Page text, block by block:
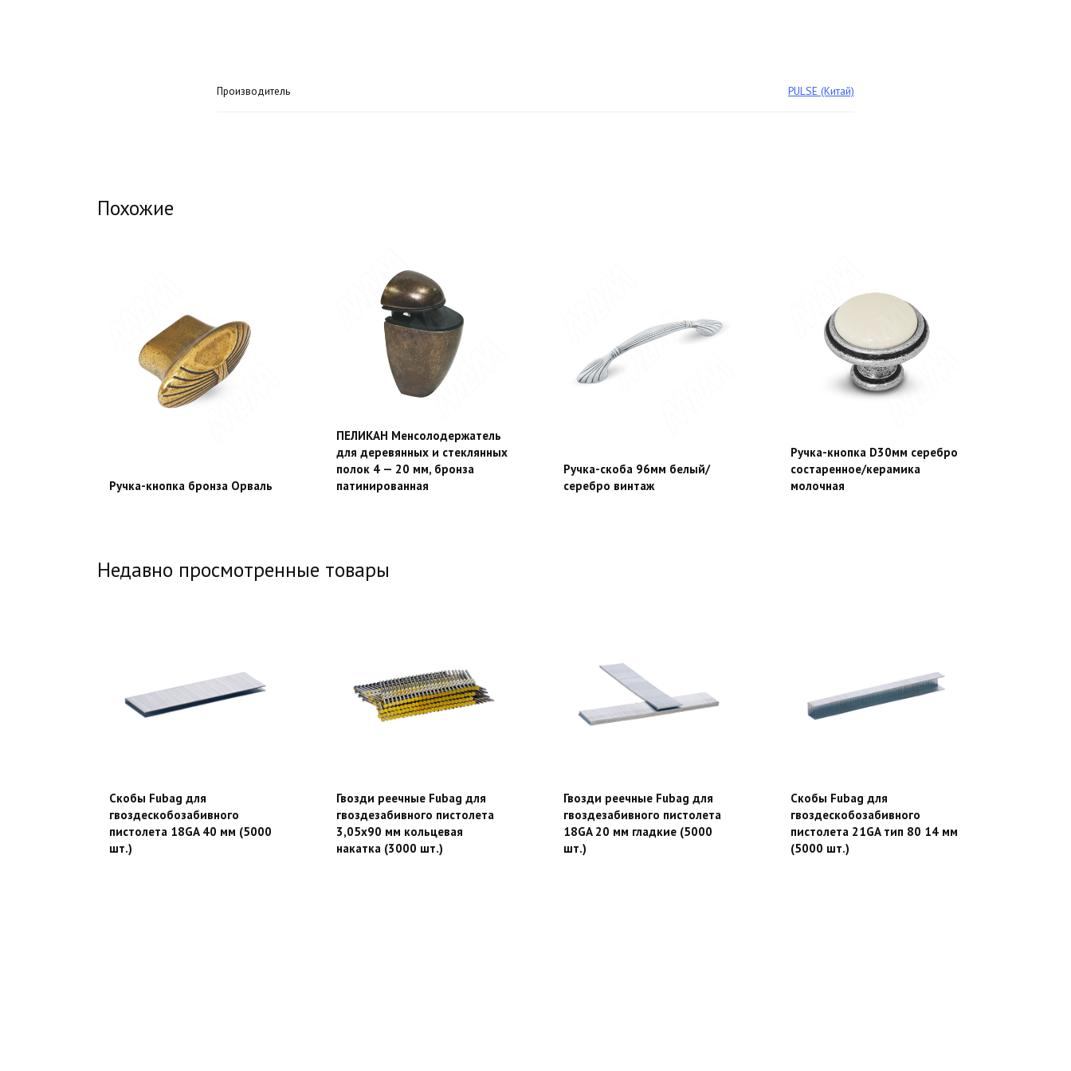
Производитель PULSE (Китай)
Похожие
Ручка-кнопка бронза Орваль
ПЕЛИКАН Менсолодержатель
для деревянных и стеклянных
полок 4 — 20 мм, бронза
патинированная
Ручка-скоба 96мм белый/
серебро винтаж
Ручка-кнопка D30мм серебро
состаренное/керамика
молочная
Недавно просмотренные товары
Скобы Fubag для
гвоздескобозабивного
пистолета 18GA 40 мм (5000
шт.)
Гвозди реечные Fubag для
гвоздезабивного пистолета
3,05х90 мм кольцевая
накатка (3000 шт.)
Гвозди реечные Fubag для
гвоздезабивного пистолета
18GA 20 мм гладкие (5000
шт.)
Скобы Fubag для
гвоздескобозабивного
пистолета 21GA тип 80 14 мм
(5000 шт.)